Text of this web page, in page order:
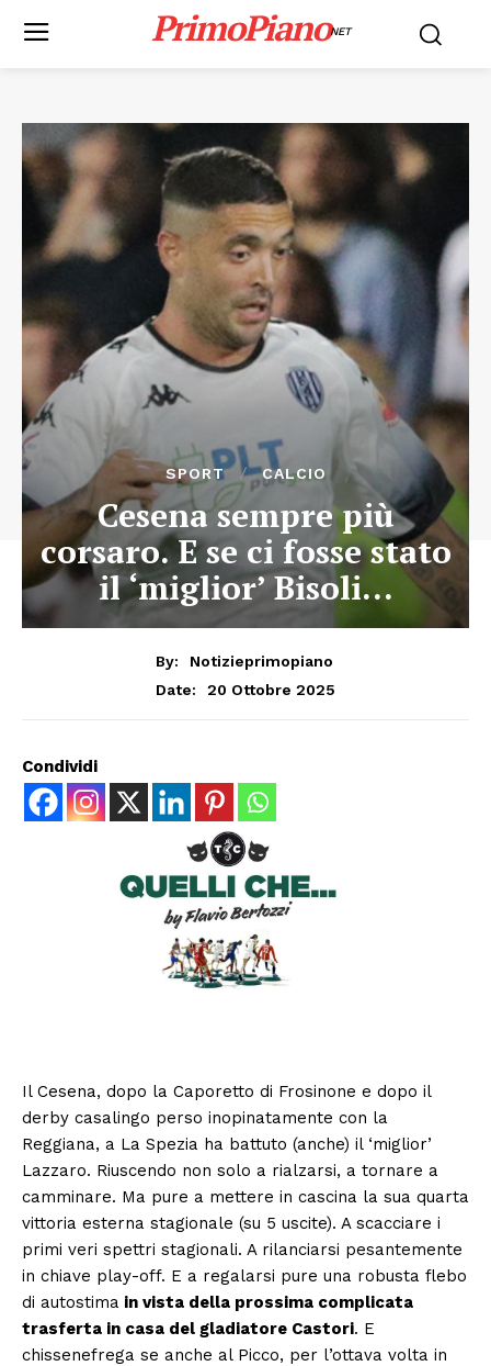
PrimoPianoNET
SPORT CALCIO
Cesena sempre più
corsaro. E se ci fosse stato
il ‘miglior’ Bisoli…
By:
Notizieprimopiano
Date:
20 Ottobre 2025
Condividi
Il Cesena, dopo la Caporetto di Frosinone e dopo il
derby casalingo perso inopinatamente con la
Reggiana, a La Spezia ha battuto (anche) il ‘miglior’
Lazzaro. Riuscendo non solo a rialzarsi, a tornare a
camminare. Ma pure a mettere in cascina la sua quarta
vittoria esterna stagionale (su 5 uscite). A scacciare i
primi veri spettri stagionali. A rilanciarsi pesantemente
in chiave play-off. E a regalarsi pure una robusta flebo
di autostima in vista della prossima complicata
trasferta in casa del gladiatore Castori. E
chissenefrega se anche al Picco, per l’ottava volta in